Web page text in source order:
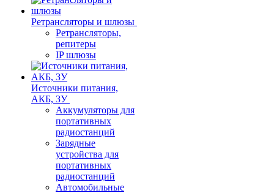
Ретрансляторы и шлюзы
Ретрансляторы,
репитеры
IP шлюзы
Источники питания,
АКБ, ЗУ
Аккумуляторы для
портативных
радиостанций
Зарядные
устройства для
портативных
радиостанций
Автомобильные